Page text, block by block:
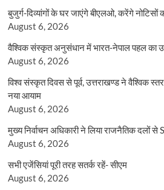
बुजुर्ग-दिव्यांगों के घर जाएंगे बीएलओ, करेंगे नोटिसों
August 6, 2026
वैश्विक संस्कृत अनुसंधान में भारत-नेपाल पहल का
August 6, 2026
विश्व संस्कृत दिवस से पूर्व, उत्तराखण्ड ने वैश्विक
नया आयाम
August 6, 2026
मुख्य निर्वाचन अधिकारी ने लिया राजनैतिक दलों
August 6, 2026
सभी एजेंसियां पूरी तरह सतर्क रहें- सीएम
August 6, 2026